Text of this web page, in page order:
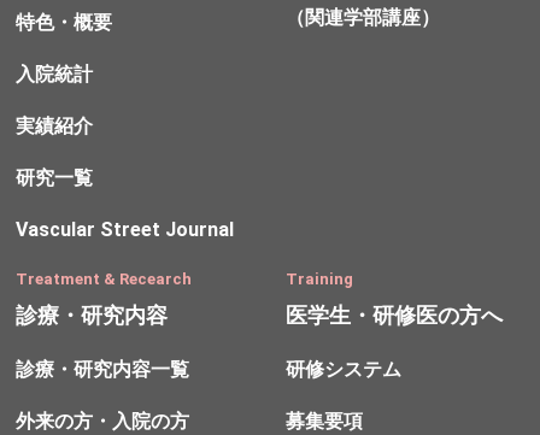
特色・概要
入院統計
実績紹介
研究一覧
Vascular Street Journal
（関連学部講座）
Treatment & Recearch
診療・研究内容
診療・研究内容一覧
外来の方・入院の方
Training
医学生・研修医の方へ
研修システム
募集要項